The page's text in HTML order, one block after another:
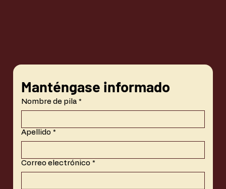
Manténgase informado
Nombre de pila *
Apellido *
Correo electrónico *